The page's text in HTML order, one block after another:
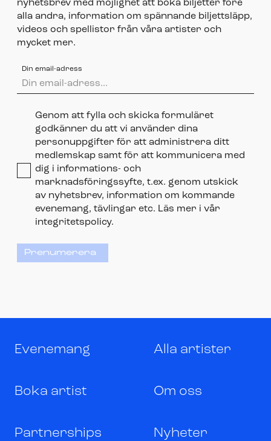
nyhetsbrev med möjlighet att boka biljetter före
alla andra, information om spännande biljettsläpp,
videos och spellistor från våra artister och
mycket mer.
Din email-adress
Genom att fylla och skicka formuläret
godkänner du att vi använder dina
personuppgifter för att administrera ditt
medlemskap samt för att kommunicera med
dig i informations- och
marknadsföringssyfte, t.ex. genom utskick
av nyhetsbrev, information om kommande
evenemang, tävlingar etc. Läs mer i vår
integritetspolicy.
Prenumerera
Evenemang Alla artister
Boka artist Om oss
Partnerships Nyheter